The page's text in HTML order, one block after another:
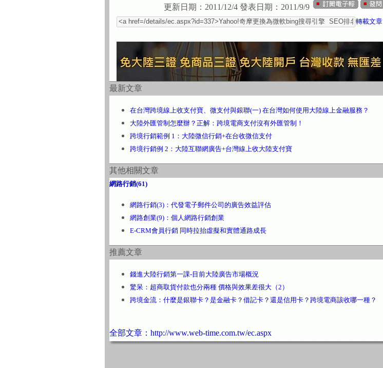
更新日期：2011/12/4 發表日期：2011/9/9
轉載文章
最新文章
在台灣跨境線上收支付寶、微支付與銀聯(一) 在台灣如何使用大陸線上金融服務？
大陸外匯管制怎麼辦？正解：跨境電商支付沒有外匯管制！
跨境行銷範例 1：大陸微信行銷+在台收微信支付
跨境行銷例 2：大陸互聯網廣告+台灣線上收大陸支付寶
其他相關文章
網路行銷(61)
網路行銷(3)：代發電子郵件公司的廣告效益評估
網路創業(9)：個人網路行銷創業
E-CRM會員行銷 同時拉抬虛擬和實體通路成長
推薦文章
錢進大陸行銷第一課-目前大陸廣告市場概況
驚呆：超商取貨付款也分兩種 價格與效果差很大（2）
跨境金流：什麼是銀聯卡？是金融卡？借記卡？還是信用卡？跨境電商該收哪一種？
全部文章：http://www.web-time.com.tw/ec.aspx